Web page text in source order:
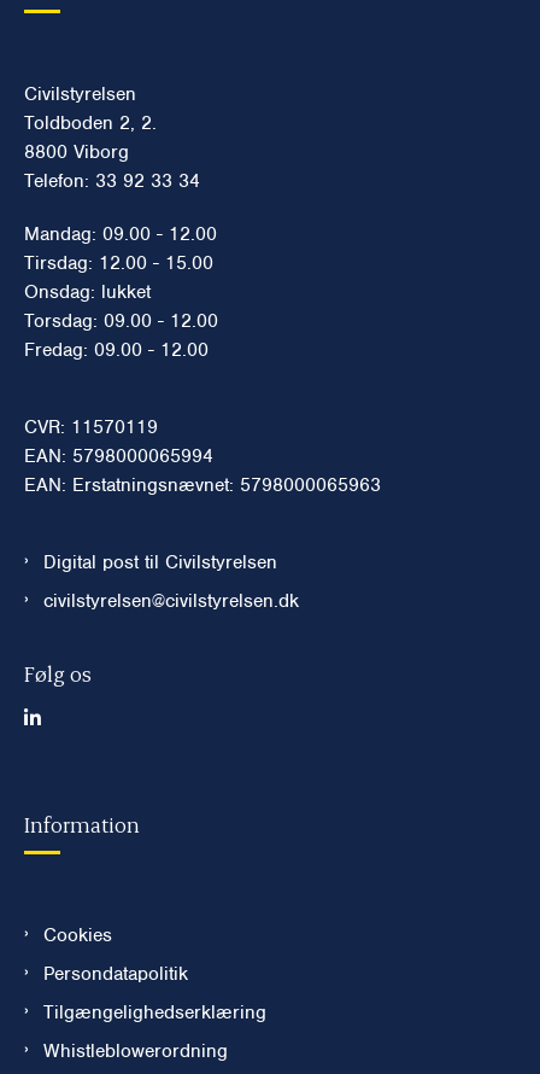
Civilstyrelsen
Toldboden 2, 2.
8800 Viborg
Telefon: 33 92 33 34
Mandag: 09.00 - 12.00
Tirsdag: 12.00 - 15.00
Onsdag: lukket
Torsdag: 09.00 - 12.00
Fredag: 09.00 - 12.00
CVR: 11570119
EAN: 5798000065994
EAN: Erstatningsnævnet: 5798000065963
Digital post til Civilstyrelsen
civilstyrelsen@civilstyrelsen.dk
Følg os
Information
Cookies
Persondatapolitik
Tilgængelighedserklæring
Whistleblowerordning